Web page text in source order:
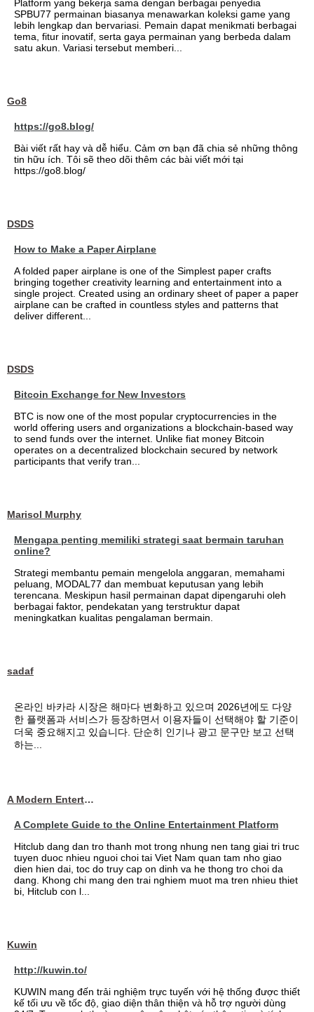
Platform yang bekerja sama dengan berbagai penyedia
SPBU77 permainan biasanya menawarkan koleksi game yang
lebih lengkap dan bervariasi. Pemain dapat menikmati berbagai
tema, fitur inovatif, serta gaya permainan yang berbeda dalam
satu akun. Variasi tersebut memberi...
Go8
https://go8.blog/
Bài viết rất hay và dễ hiểu. Cảm ơn bạn đã chia sẻ những thông
tin hữu ích. Tôi sẽ theo dõi thêm các bài viết mới tại
https://go8.blog/
DSDS
How to Make a Paper Airplane
A folded paper airplane is one of the Simplest paper crafts
bringing together creativity learning and entertainment into a
single project. Created using an ordinary sheet of paper a paper
airplane can be crafted in countless styles and patterns that
deliver different...
DSDS
Bitcoin Exchange for New Investors
BTC is now one of the most popular cryptocurrencies in the
world offering users and organizations a blockchain-based way
to send funds over the internet. Unlike fiat money Bitcoin
operates on a decentralized blockchain secured by network
participants that verify tran...
Marisol Murphy
Mengapa penting memiliki strategi saat bermain taruhan
online?
Strategi membantu pemain mengelola anggaran, memahami
peluang, MODAL77 dan membuat keputusan yang lebih
terencana. Meskipun hasil permainan dapat dipengaruhi oleh
berbagai faktor, pendekatan yang terstruktur dapat
meningkatkan kualitas pengalaman bermain.
sadaf
온라인 바카라 시장은 해마다 변화하고 있으며 2026년에도 다양
한 플랫폼과 서비스가 등장하면서 이용자들이 선택해야 할 기준이
더욱 중요해지고 있습니다. 단순히 인기나 광고 문구만 보고 선택
하는...
A Modern Entertainment Platform Bringing
A Complete Guide to the Online Entertainment Platform
Hitclub dang dan tro thanh mot trong nhung nen tang giai tri truc
tuyen duoc nhieu nguoi choi tai Viet Nam quan tam nho giao
dien hien dai, toc do truy cap on dinh va he thong tro choi da
dang. Khong chi mang den trai nghiem muot ma tren nhieu thiet
bi, Hitclub con l...
Kuwin
http://kuwin.to/
KUWIN mang đến trải nghiệm trực tuyến với hệ thống được thiết
kế tối ưu về tốc độ, giao diện thân thiện và hỗ trợ người dùng